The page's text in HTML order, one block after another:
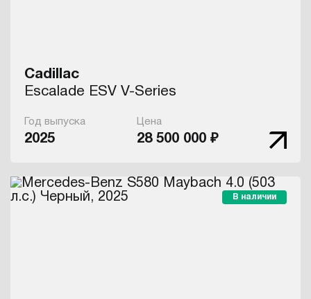
Cadillac
Escalade ESV V-Series
Год выпуска
2025
Цена
28 500 000 ₽
В наличии